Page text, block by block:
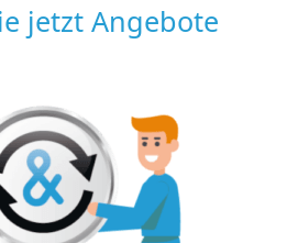
jetzt Angebote